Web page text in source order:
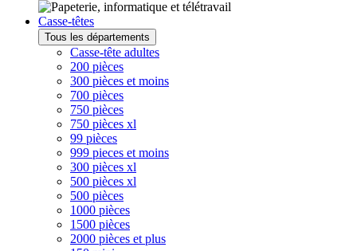
Casse-têtes
Tous les départements
Casse-tête adultes
200 pièces
300 pièces et moins
700 pièces
750 pièces
750 pièces xl
99 pièces
999 pieces et moins
300 pièces xl
500 pièces xl
500 pièces
1000 pièces
1500 pièces
2000 pièces et plus